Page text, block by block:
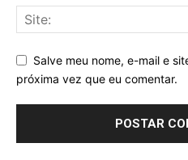
Salve meu nome, e-mail e
próxima vez que eu comentar.